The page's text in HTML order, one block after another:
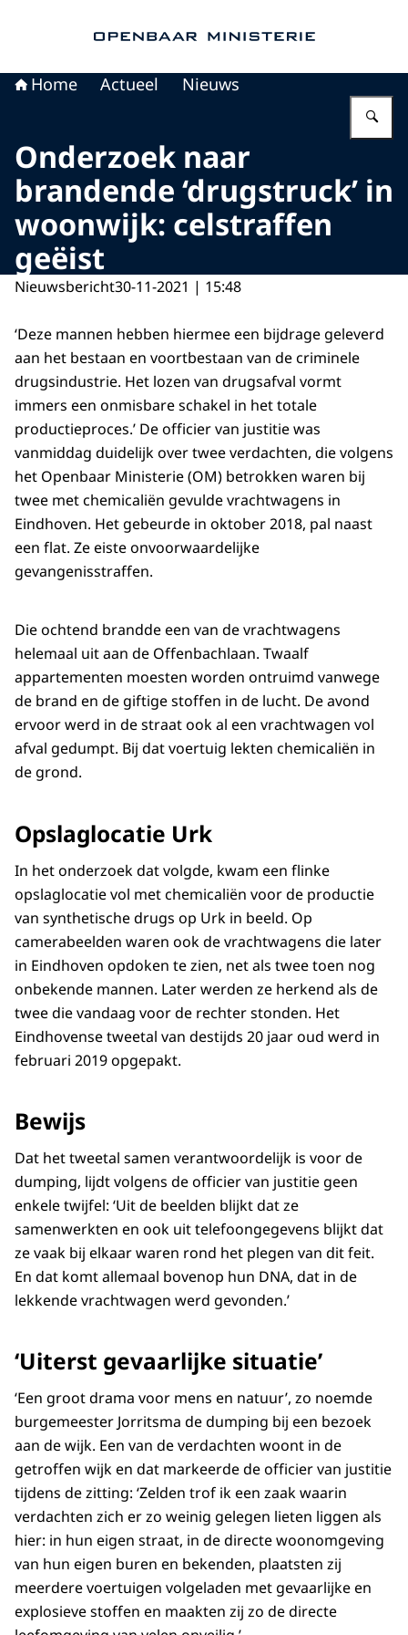
Home Actueel Nieuws
Onderzoek naar
brandende ‘drugstruck’ in
woonwijk: celstraffen
geëist
Nieuwsbericht30-11-2021 | 15:48
‘Deze mannen hebben hiermee een bijdrage geleverd
aan het bestaan en voortbestaan van de criminele
drugsindustrie. Het lozen van drugsafval vormt
immers een onmisbare schakel in het totale
productieproces.’ De officier van justitie was
vanmiddag duidelijk over twee verdachten, die volgens
het Openbaar Ministerie (OM) betrokken waren bij
twee met chemicaliën gevulde vrachtwagens in
Eindhoven. Het gebeurde in oktober 2018, pal naast
een flat. Ze eiste onvoorwaardelijke
gevangenisstraffen.
Die ochtend brandde een van de vrachtwagens
helemaal uit aan de Offenbachlaan. Twaalf
appartementen moesten worden ontruimd vanwege
de brand en de giftige stoffen in de lucht. De avond
ervoor werd in de straat ook al een vrachtwagen vol
afval gedumpt. Bij dat voertuig lekten chemicaliën in
de grond.
Opslaglocatie Urk
In het onderzoek dat volgde, kwam een flinke
opslaglocatie vol met chemicaliën voor de productie
van synthetische drugs op Urk in beeld. Op
camerabeelden waren ook de vrachtwagens die later
in Eindhoven opdoken te zien, net als twee toen nog
onbekende mannen. Later werden ze herkend als de
twee die vandaag voor de rechter stonden. Het
Eindhovense tweetal van destijds 20 jaar oud werd in
februari 2019 opgepakt.
Bewijs
Dat het tweetal samen verantwoordelijk is voor de
dumping, lijdt volgens de officier van justitie geen
enkele twijfel: ‘Uit de beelden blijkt dat ze
samenwerkten en ook uit telefoongegevens blijkt dat
ze vaak bij elkaar waren rond het plegen van dit feit.
En dat komt allemaal bovenop hun DNA, dat in de
lekkende vrachtwagen werd gevonden.’
‘Uiterst gevaarlijke situatie’
‘Een groot drama voor mens en natuur’, zo noemde
burgemeester Jorritsma de dumping bij een bezoek
aan de wijk. Een van de verdachten woont in de
getroffen wijk en dat markeerde de officier van justitie
tijdens de zitting: ‘Zelden trof ik een zaak waarin
verdachten zich er zo weinig gelegen lieten liggen als
hier: in hun eigen straat, in de directe woonomgeving
van hun eigen buren en bekenden, plaatsten zij
meerdere voertuigen volgeladen met gevaarlijke en
explosieve stoffen en maakten zij zo de directe